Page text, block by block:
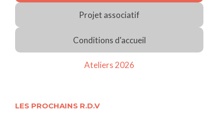
Projet associatif
Conditions d'accueil
Ateliers 2026
LES PROCHAINS R.D.V